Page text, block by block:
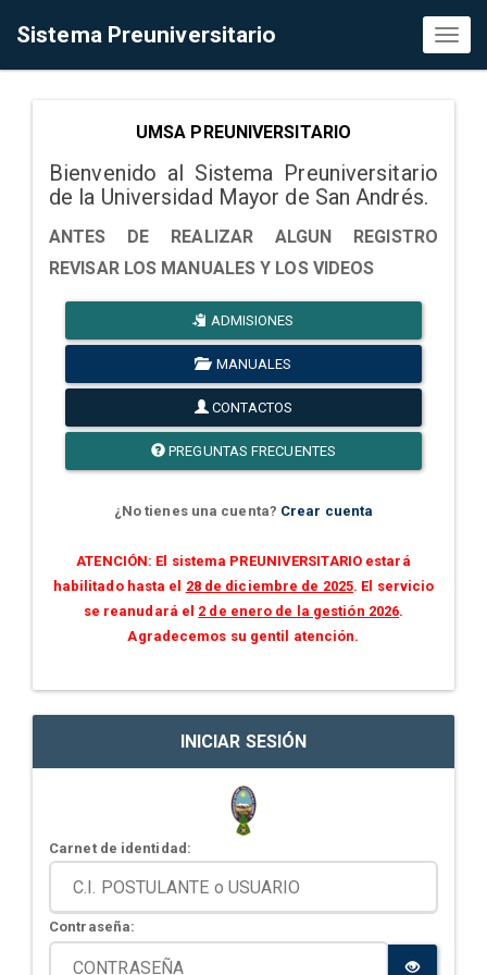
Sistema Preuniversitario
UMSA PREUNIVERSITARIO
Bienvenido al Sistema Preuniversitario
de la Universidad Mayor de San Andrés.
ANTES DE REALIZAR ALGUN REGISTRO
REVISAR LOS MANUALES Y LOS VIDEOS
ADMISIONES
MANUALES
CONTACTOS
PREGUNTAS FRECUENTES
¿No tienes una cuenta? Crear cuenta
ATENCIÓN: El sistema PREUNIVERSITARIO estará
habilitado hasta el 28 de diciembre de 2025. El servicio
se reanudará el 2 de enero de la gestión 2026.
Agradecemos su gentil atención.
INICIAR SESIÓN
Carnet de identidad:
Contraseña: